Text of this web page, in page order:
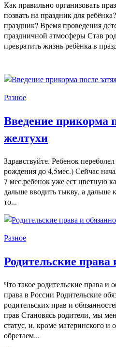
Как правильно организовать
позвать на праздник для
праздник? Время проведения
праздничной атмосферы Став
превратить жизнь ребёнка в
Разное
Введение прикорма
желтухи
Здравствуйте. Ребенок
рождения до 4,5мес.) Сейчас
7 мес.ребенок уже ест цветную
дальше вводить тыкву, а
то...
Разное
Родительские права
Что такое родительские права и
права в России Родительские
родительских прав и
прав Становясь родители, мы
статус, и, кроме материнского и
обретаем...